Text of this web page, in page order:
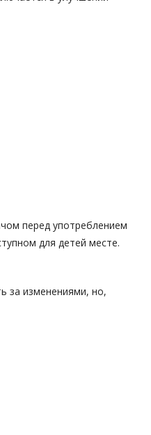
перед употреблением
для детей месте.
за изменениями, но,